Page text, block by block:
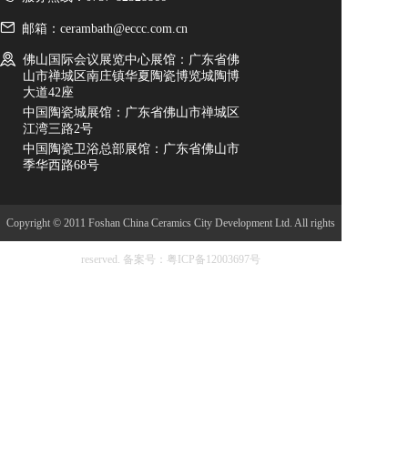
邮箱：cerambath@eccc.com.cn
佛山国际会议展览中心展馆：广东省佛
山市禅城区南庄镇华夏陶瓷博览城陶博
大道42座
中国陶瓷城展馆：广东省佛山市禅城区
江湾三路2号
中国陶瓷卫浴总部展馆：广东省佛山市
季华西路68号
Copyright © 2011 Foshan China Ceramics City Development Ltd. All rights
reserved. 备案号：粤ICP备12003697号